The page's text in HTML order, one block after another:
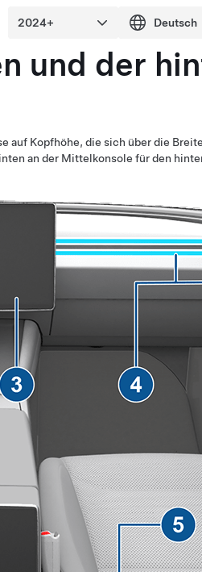
und der
auf Kopfhöhe, die sich über die
an der Mittelkonsole für den